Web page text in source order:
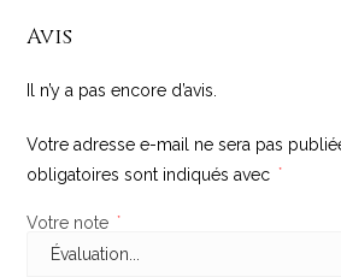
Avis
Il n’y a pas encore d’avis.
Votre adresse e-mail ne sera pas
obligatoires sont indiqués avec
*
Votre note *